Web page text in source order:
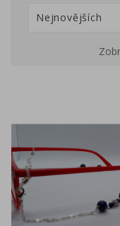
Nejnovějších